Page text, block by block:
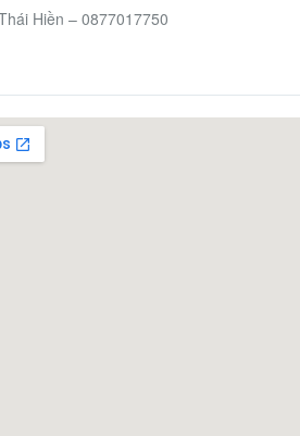
Hiền – 0877017750